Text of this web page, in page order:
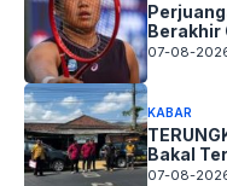
Berakhir
07-08-
KABAR
Bakal
07-08-